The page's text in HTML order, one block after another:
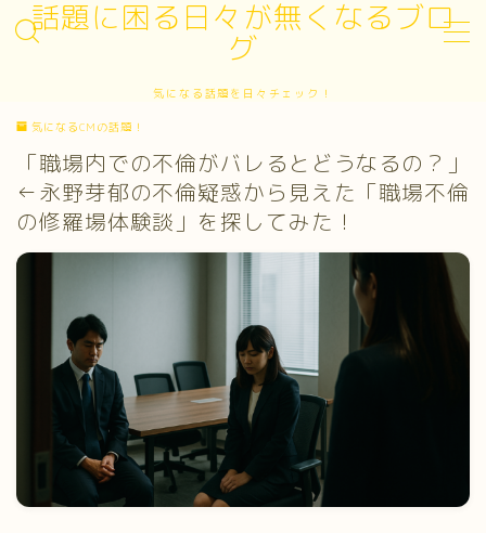
話題に困る日々が無くなるブロ
グ
気になる話題を日々チェック！
サイトマップ
デモプリセット記事 #3
プライバシーポリシー
プライバシーポリシー
プロフィール
利用規約／特定商取引法に基づく表記
運営者情報
気になるCMの話題！
「職場内での不倫がバレるとどうなるの？」
←永野芽郁の不倫疑惑から見えた「職場不倫
の修羅場体験談」を探してみた！